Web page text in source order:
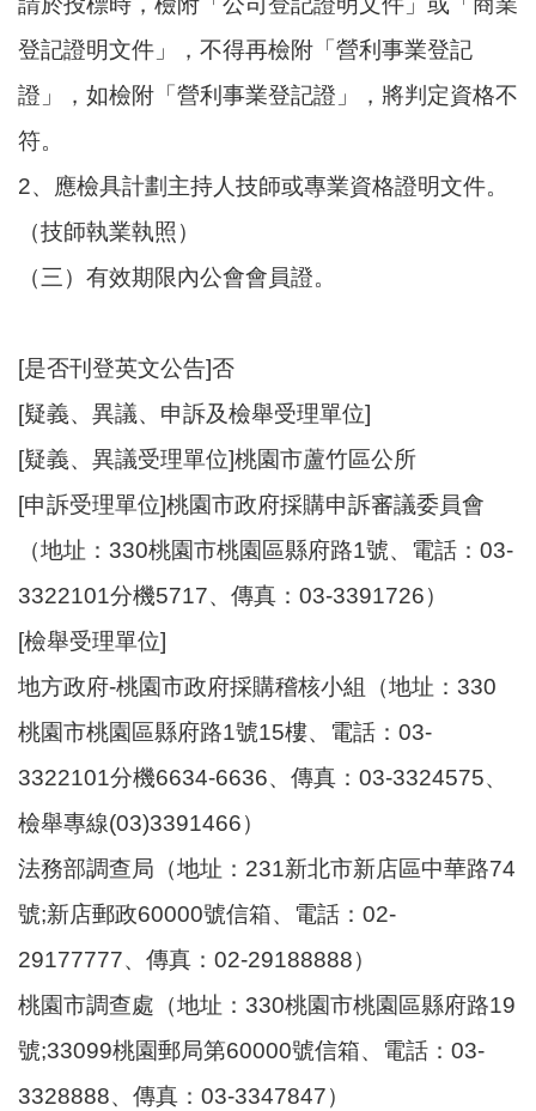
登記證明文件」，不得再檢附「營利事業登記
證」，如檢附「營利事業登記證」，將判定資格不
符。
2、應檢具計劃主持人技師或專業資格證明文件。
（技師執業執照）
（三）有效期限內公會會員證。
[是否刊登英文公告]否
[疑義、異議、申訴及檢舉受理單位]
[疑義、異議受理單位]桃園市蘆竹區公所
[申訴受理單位]桃園市政府採購申訴審議委員會
（地址：330桃園市桃園區縣府路1號、電話：03-
3322101分機5717、傳真：03-3391726）
[檢舉受理單位]
地方政府-桃園市政府採購稽核小組（地址：330
桃園市桃園區縣府路1號15樓、電話：03-
3322101分機6634-6636、傳真：03-3324575、
檢舉專線(03)3391466）
法務部調查局（地址：231新北市新店區中華路74
號;新店郵政60000號信箱、電話：02-
29177777、傳真：02-29188888）
桃園市調查處（地址：330桃園市桃園區縣府路19
號;33099桃園郵局第60000號信箱、電話：03-
3328888、傳真：03-3347847）